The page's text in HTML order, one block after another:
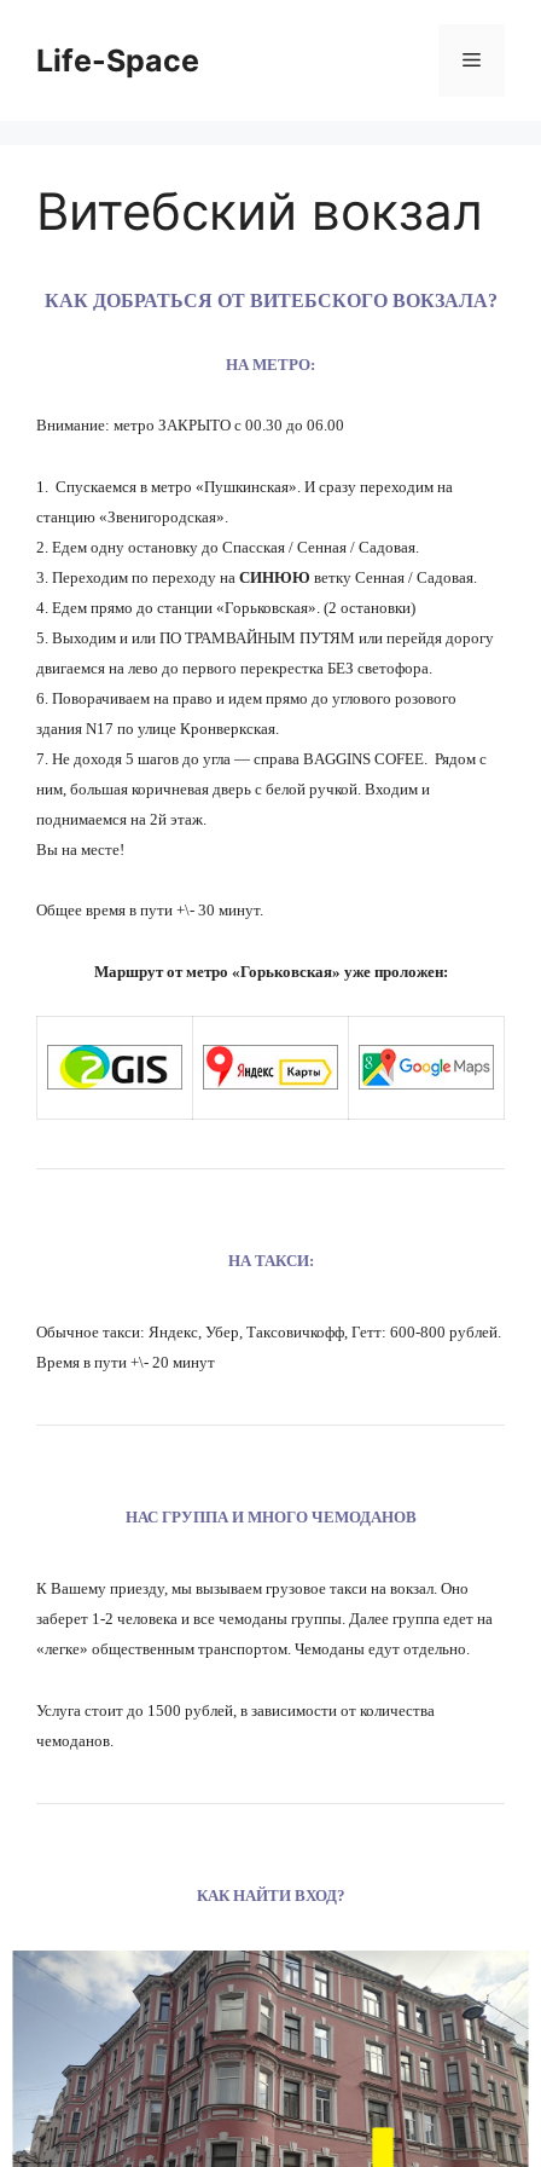
содержимому
Life-Space Меню
Витебский вокзал
КАК ДОБРАТЬСЯ ОТ ВИТЕБСКОГО ВОКЗАЛА?
НА МЕТРО:
Внимание: метро ЗАКРЫТО с 00.30 до 06.00
1. Спускаемся в метро «Пушкинская». И сразу переходим на
станцию «Звенигородская».
2. Едем одну остановку до Спасская / Сенная / Садовая.
3. Переходим по переходу на СИНЮЮ ветку Сенная / Садовая.
4. Едем прямо до станции «Горьковская». (2 остановки)
5. Выходим и или ПО ТРАМВАЙНЫМ ПУТЯМ или перейдя дорогу
двигаемся на лево до первого перекрестка БЕЗ светофора.
6. Поворачиваем на право и идем прямо до углового розового
здания N17 по улице Кронверкская.
7. Не доходя 5 шагов до угла — справа BAGGINS COFEE. Рядом с
ним, большая коричневая дверь с белой ручкой. Входим и
поднимаемся на 2й этаж.
Вы на месте!
Общее время в пути +\- 30 минут.
Маршрут от метро «Горьковская» уже проложен:
НА ТАКСИ:
Обычное такси: Яндекс, Убер, Таксовичкофф, Гетт: 600-800 рублей.
Время в пути +\- 20 минут
НАС ГРУППА И МНОГО ЧЕМОДАНОВ
К Вашему приезду, мы вызываем грузовое такси на вокзал. Оно
заберет 1-2 человека и все чемоданы группы. Далее группа едет на
«легке» общественным транспортом. Чемоданы едут отдельно.
Услуга стоит до 1500 рублей, в зависимости от количества
чемоданов.
КАК НАЙТИ ВХОД?